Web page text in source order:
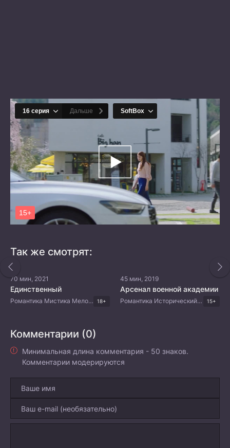
Так же смотрят:
70 мин, 2021
Единственный
Романтика Мистика Мелодрама Драма Корейские дорамы 18+
45 мин, 2019
Арсенал военной академии
Романтика Исторический Боевик Китайские дорамы 15+
Комментарии (0)
Минимальная длина комментария - 50 знаков.
Комментарии модерируются